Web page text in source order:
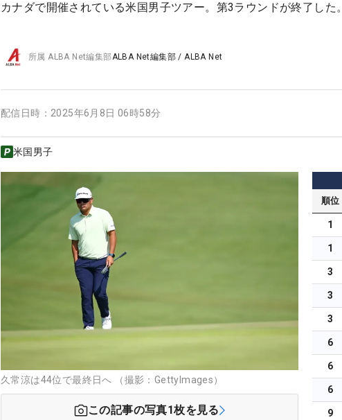
カナダで開催されている米国男子ツアー。第3ラウンドが終了した。
所属ALBA Net編集部ALBA Net編集部 /ALBA Net
配信日時： 2025年6月8日 06時58分
米国男子
久常涼は44位で最終日へ （撮影：GettyImages）
この記事の写真1枚を見る
順位
1
1
3
3
3
6
6
6
9